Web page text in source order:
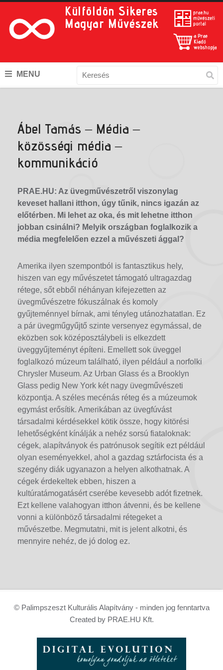
Külföldön Sikeres
Magyar Művészek
MENU
Ábel Tamás – Média –
közösségi média –
kommunikáció
PRAE.HU: Az üvegművészetről viszonylag
keveset hallani itthon, úgy tűnik, nincs igazán az
előtérben. Mi lehet az oka, és mit lehetne itthon
jobban csinálni? Melyik országban foglalkozik a
média megfelelően ezzel a művészeti ággal?
Amerika ilyen szempontból is fantasztikus hely,
hiszen van egy művészetet támogató ultragazdag
rétege, sőt ebből néhányan kifejezetten az
üvegművészetre fókuszálnak és komoly
gyűjteménnyel bírnak, ami tényleg utánozhatatlan. Ez
a pár üvegműgyűjtő szinte versenyez egymással, de
eközben sok középosztálybeli is elkezdett
üveggyűjteményt építeni. Emellett sok üveggel
foglalkozó múzeum található, ilyen például a norfolki
Chrysler Museum. Az Urban Glass és a Brooklyn
Glass pedig New York két nagy üvegművészeti
központja. A széles mecénás réteg és a múzeumok
egymást erősítik. Amerikában az üvegfúvást
társadalmi kérdésekkel kötik össze, hogy kitörési
lehetőségként kínálják a nehéz sorsú fiataloknak:
cégek, alapítványok és patrónusok segítik ezt például
olyan eseményekkel, ahol a gazdag sztárfocista és a
szegény diák ugyanazon a helyen alkothatnak. A
cégek érdekeltek ebben, hiszen a
kultúratámogatásért cserébe kevesebb adót fizetnek.
Ezt kellene valahogyan itthon átvenni, és be kellene
vonni a különböző társadalmi rétegeket a
művészetbe. Megmutatni, mit is jelent alkotni, és
mennyire nehéz, de jó dolog ez.
© Palimpszeszt Kulturális Alapítvány - minden jog fenntartva
Created by PRAE.HU Kft.